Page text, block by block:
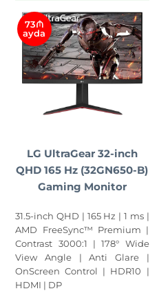
73₼
ayda
LG UltraGear 32-inch
QHD 165 Hz (32GN650-B)
Gaming Monitor
31.5-inch QHD | 165 Hz | 1 ms |
AMD FreeSync™ Premium |
Contrast 3000:1 | 178° Wide
View Angle | Anti Glare |
OnScreen Control | HDR10 |
HDMI | DP